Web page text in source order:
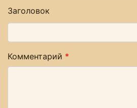
Заголовок
Комментарий *